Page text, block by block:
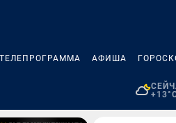
ТЕЛЕПРОГРАММА АФИША